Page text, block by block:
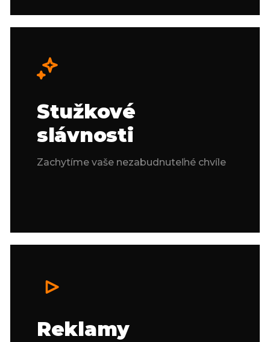
Stužkové
slávnosti
Zachytíme vaše nezabudnuteľné chvíle
Reklamy